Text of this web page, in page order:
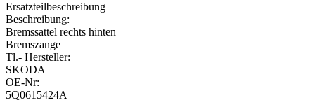
Ersatzteilbeschreibung
Beschreibung:
Bremssattel rechts hinten
Bremszange
Tl.- Hersteller:
SKODA
OE-Nr:
5Q0615424A